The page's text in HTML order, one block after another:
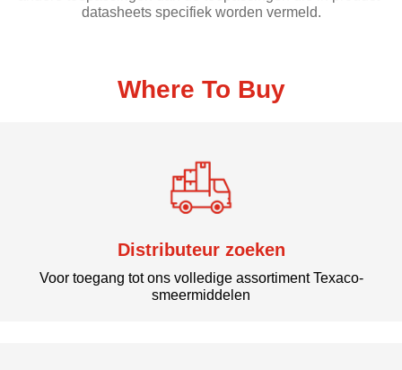
datasheets specifiek worden vermeld.
Where To Buy
Distributeur zoeken
Voor toegang tot ons volledige assortiment Texaco-
smeermiddelen